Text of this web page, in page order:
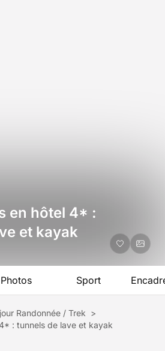
en hôtel 4* :
et kayak
Photos Sport
Randonnée / Trek >
: tunnels de lave et kayak